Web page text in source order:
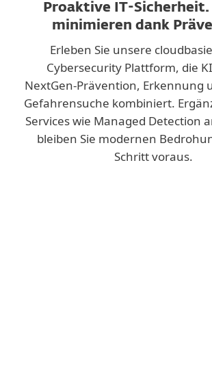
Proaktive IT-Sicherheit.
minimieren dank
Erleben Sie unsere
Cybersecurity Plattform, die
NextGen-Prävention, Erkennung
Gefahrensuche kombiniert.
Services wie Managed Detection
bleiben Sie modernen
Schritt voraus.